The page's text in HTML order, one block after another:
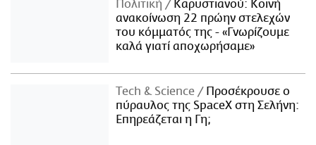
Πολιτική
Καρυστιανού: Κοινή
ανακοίνωση 22 πρώην στελεχών
του κόμματός της - «Γνωρίζουμε
καλά γιατί αποχωρήσαμε»
Τech & Science
Προσέκρουσε ο
πύραυλος της SpaceX στη Σελήνη:
Επηρεάζεται η Γη;